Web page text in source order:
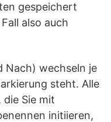
gespeichert
also auch
Nach) wechseln je
steht. Alle
Sie mit
initiieren,